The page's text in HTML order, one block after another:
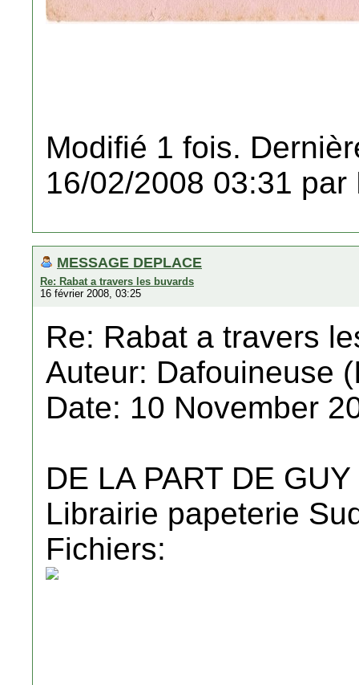
Modifié 1 fois.
16/02/2008 03:31 par
MESSAGE DEPLACE
Re: Rabat a travers les buvards
16 février 2008, 03:25
Re: Rabat a travers
Auteur: Dafouineuse
Date: 10 November
DE LA PART DE
Librairie papeterie
Fichiers: